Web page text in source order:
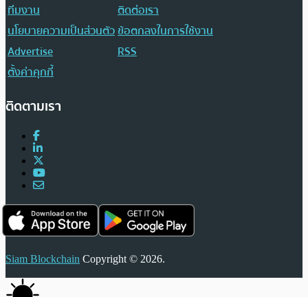
ทีมงาน
ติดต่อเรา
นโยบายความเป็นส่วนตัวข้อตกลงในการใช้งาน
Advertise
RSS
ตั้งค่าคุกกี้
ติดตามเรา
Siam Blockchain Copyright © 2026.